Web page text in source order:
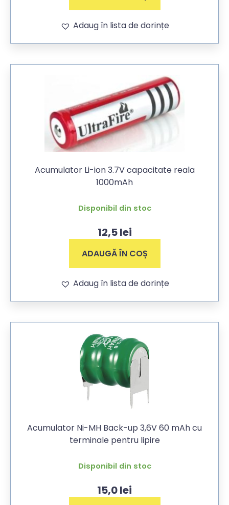
Adaug în lista de dorințe
Acumulator Li-ion 3.7V capacitate reala
1000mAh
Disponibil din stoc
12,5lei
ADAUGĂ ÎN COȘ
Adaug în lista de dorințe
Acumulator Ni-MH Back-up 3,6V 60 mAh cu
terminale pentru lipire
Disponibil din stoc
15,0lei